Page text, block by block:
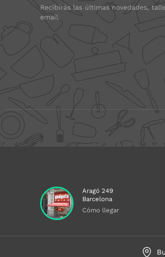
Recibirás las últimas novedades,
email.
Aragó 249
Barcelona
Cómo llegar